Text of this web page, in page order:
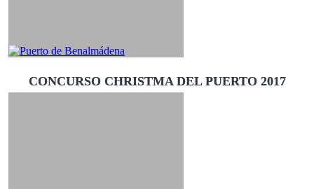
CONCURSO CHRISTMA DEL PUERTO 2017